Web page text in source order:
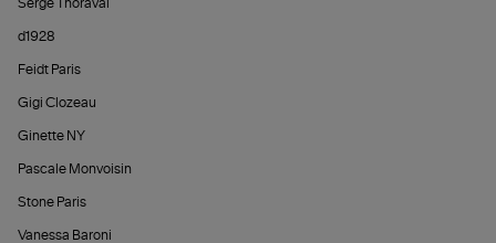
Serge Thoraval
d1928
Feidt Paris
Gigi Clozeau
Ginette NY
Pascale Monvoisin
Stone Paris
Vanessa Baroni